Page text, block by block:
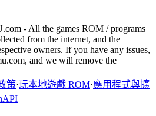
- All the games ROM / programs
from the internet, and the
owners. If you have any issues,
, and we will remove the
策·玩本地遊戲 ROM·應用程式與擴